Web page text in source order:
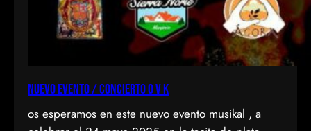
NUEVO EVENTO / CONCIERTO O V K
os esperamos en este nuevo evento musikal , a